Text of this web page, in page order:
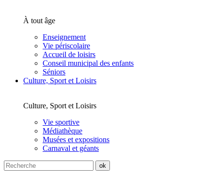
À tout âge
Enseignement
Vie périscolaire
Accueil de loisirs
Conseil municipal des enfants
Séniors
Culture, Sport et Loisirs
Culture, Sport et Loisirs
Vie sportive
Médiathèque
Musées et expositions
Carnaval et géants